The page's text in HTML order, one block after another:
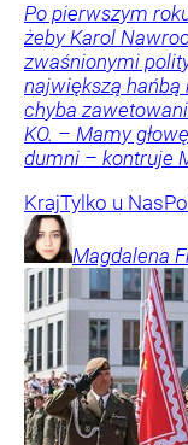
Po pierwszym
żeby Karol
zwaśnionymi
największą
chyba
KO. – Mamy
dumni – kontruje
KrajTylko u Nas
Magdalena